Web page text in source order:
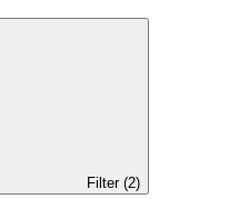
Filter (2)